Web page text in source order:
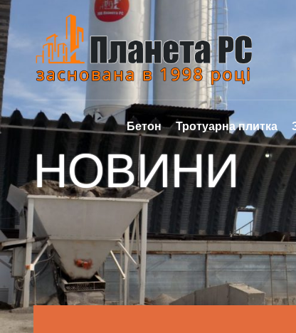
Бетон Тротуарна плитка
НОВИНИ